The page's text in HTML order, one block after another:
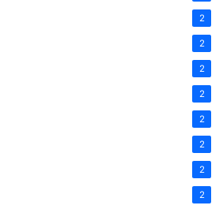
2
2
2
2
2
2
2
2